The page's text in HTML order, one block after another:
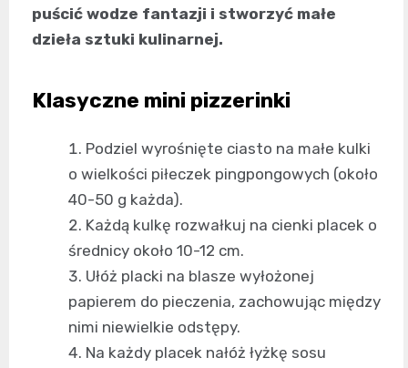
puścić wodze fantazji i stworzyć małe
dzieła sztuki kulinarnej.
Klasyczne mini pizzerinki
Podziel wyrośnięte ciasto na małe kulki
o wielkości piłeczek pingpongowych (około
40-50 g każda).
Każdą kulkę rozwałkuj na cienki placek o
średnicy około 10-12 cm.
Ułóż placki na blasze wyłożonej
papierem do pieczenia, zachowując między
nimi niewielkie odstępy.
Na każdy placek nałóż łyżkę sosu